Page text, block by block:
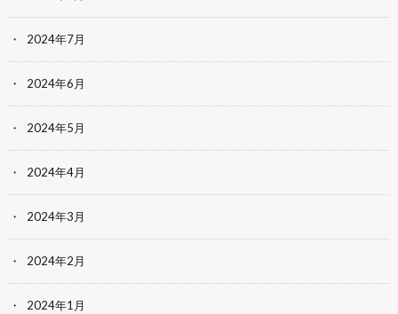
2024年7月
2024年6月
2024年5月
2024年4月
2024年3月
2024年2月
2024年1月